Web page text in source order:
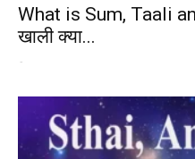
What is Sum, Taali
खाली क्या...
-